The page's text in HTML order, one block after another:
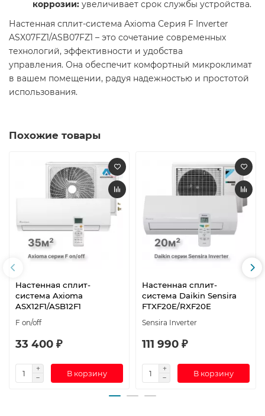
коррозии: увеличивает срок службы устройства.​
Настенная сплит-система Axioma Серия F Inverter
ASX07FZ1/ASB07FZ1 – это сочетание современных
технологий, эффективности и удобства
управления. Она обеспечит комфортный микроклимат
в вашем помещении, радуя надежностью и простотой
использования.​
Похожие товары
Настенная сплит-
система Axioma
ASX12F1/ASB12F1
F on/off
33 400 ₽
В корзину
Настенная сплит-
система Daikin Sensira
FTXF20E/RXF20E
Sensira Inverter
111 990 ₽
В корзину